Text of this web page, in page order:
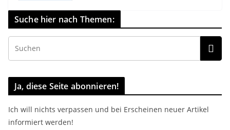
Suche hier nach Themen:
Ja, diese Seite abonnieren!
Ich will nichts verpassen und bei Erscheinen neuer Artikel
informiert werden!